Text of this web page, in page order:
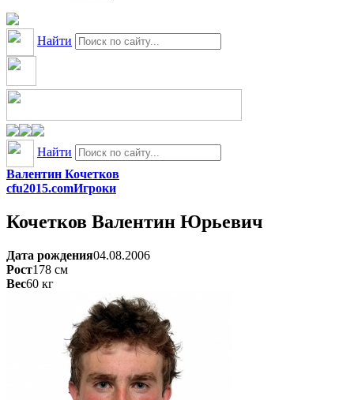
Найти
Найти
Валентин Кочетков
cfu2015.comИгроки
Кочетков Валентин Юрьевич
Дата рождения04.08.2006
Рост178 см
Вес60 кг